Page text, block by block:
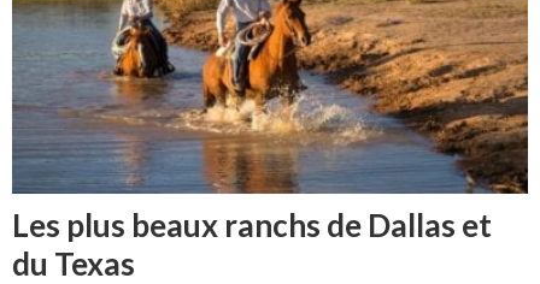
Les plus beaux ranchs de Dallas et
du Texas